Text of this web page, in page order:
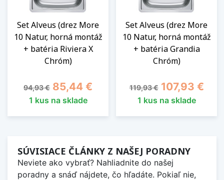
Set Alveus (drez More
10 Natur, horná montáž
+ batéria Riviera X
Chróm)
Základná cena
94,93 € Cena
85,44 €
1 kus na sklade
Set Alveus (drez More
10 Natur, horná montáž
+ batéria Grandia
Chróm)
Základná cena
119,93 € Cena
107,93 €
1 kus na sklade
SÚVISIACE ČLÁNKY Z NAŠEJ PORADNY
Neviete ako vybrať? Nahliadnite do našej
poradny a snáď nájdete, čo hľadáte. Pokiaľ nie,